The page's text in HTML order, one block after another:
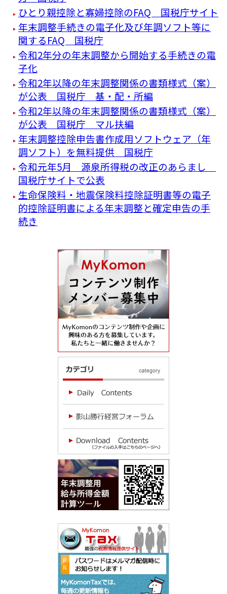
ひとり親控除と寡婦控除のFAQ 国税庁サイト
年末調整手続きの電子化及び年調ソフト等に
関するFAQ 国税庁
令和2年分の年末調整から開始する手続きの電
子化
令和2年以降の年末調整関係の書類様式（案）
が公表 国税庁 基・配・所編
令和2年以降の年末調整関係の書類様式（案）
が公表 国税庁 マル扶編
年末調整控除申告書作成用ソフトウェア（年
調ソフト）を無料提供 国税庁
令和元年5月 源泉所得税の改正のあらまし
国税庁サイトで公表
生命保険料・地震保険料控除証明書等の電子
的控除証明書による年末調整と確定申告の手
続き